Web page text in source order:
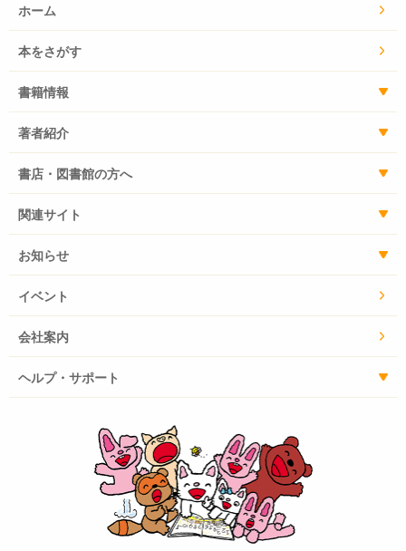
ホーム
本をさがす
書籍情報
著者紹介
書店・図書館の方へ
関連サイト
お知らせ
イベント
会社案内
ヘルプ・サポート